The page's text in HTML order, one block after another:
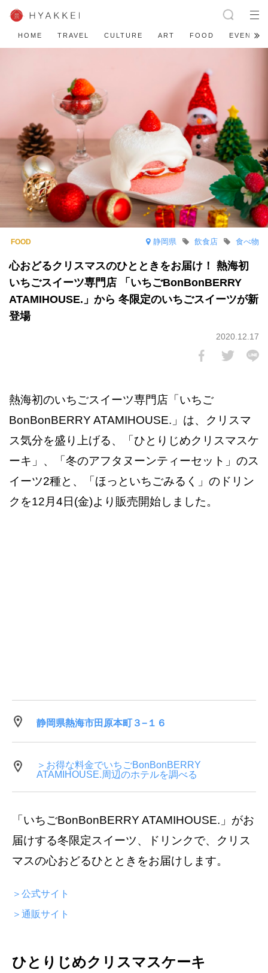
HOME TRAVEL CULTURE ART FOOD EVENT
静岡県 食べ物
飲食店
心おどるクリスマスのひとときをお届け！ 熱海初
いちごスイーツ専門店 「いちごBonBonBERRY
ATAMIHOUSE.」から 冬限定のいちごスイーツが新
登場
2020.12.17
熱海初のいちごスイーツ専門店「いちご
BonBonBERRY ATAMIHOUSE.」は、クリスマ
ス気分を盛り上げる、「ひとりじめクリスマスケ
ーキ」、「冬のアフタヌーンティーセット」のス
イーツ2種と、「ほっといちごみるく」のドリン
クを12月4日(金)より販売開始しました。
静岡県熱海市田原本町３−１６
＞お得な料金でいちごBonBonBERRY
ATAMIHOUSE.周辺のホテルを調べる
「いちごBonBonBERRY ATAMIHOUSE.」がお
届けする冬限定スイーツ、ドリンクで、クリス
マスの心おどるひとときをお届けします。
＞公式サイト
＞通販サイト
ひとりじめクリスマスケーキ